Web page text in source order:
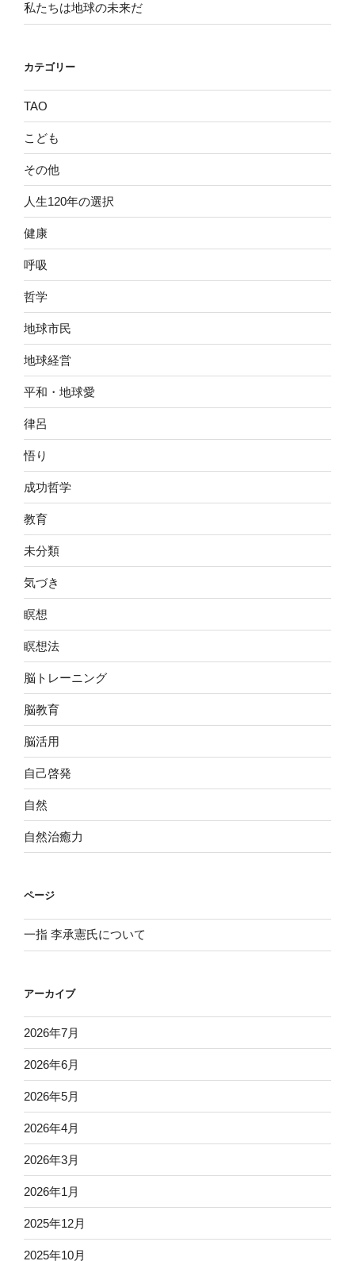
私たちは地球の未来だ
カテゴリー
TAO
こども
その他
人生120年の選択
健康
呼吸
哲学
地球市民
地球経営
平和・地球愛
律呂
悟り
成功哲学
教育
未分類
気づき
瞑想
瞑想法
脳トレーニング
脳教育
脳活用
自己啓発
自然
自然治癒力
ページ
一指 李承憲氏について
アーカイブ
2026年7月
2026年6月
2026年5月
2026年4月
2026年3月
2026年1月
2025年12月
2025年10月